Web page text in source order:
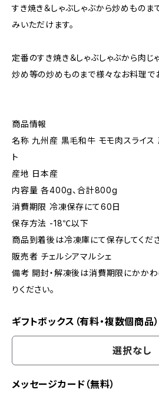
すき焼き＆しゃぶしゃぶから炒めもの
みいただけます。
定番のすき焼き＆しゃぶしゃぶから肉
炒め等の炒めものまで様々なお料理で
商品情報
名称 九州産 黒毛和牛 モモ肉スライス
ト
産地 日本産
内容量 各400g、合計800g
消費期限 冷凍保存にて60日
保存方法 -18℃以下
商品到着後は冷凍庫にて保存してくださ
販売者 チェルシアマルシェ
備考 開封・解凍後は消費期限にかか
りください。
ギフトボックス（有料・複数個商品）
選択なし
メッセージカード（無料）